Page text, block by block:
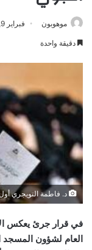
موهوبون فبراير 9, 2022
دقيقة واحدة
د. فاطمة التويجري
في قرار جرئ يعكس
العام لشؤون المسجد